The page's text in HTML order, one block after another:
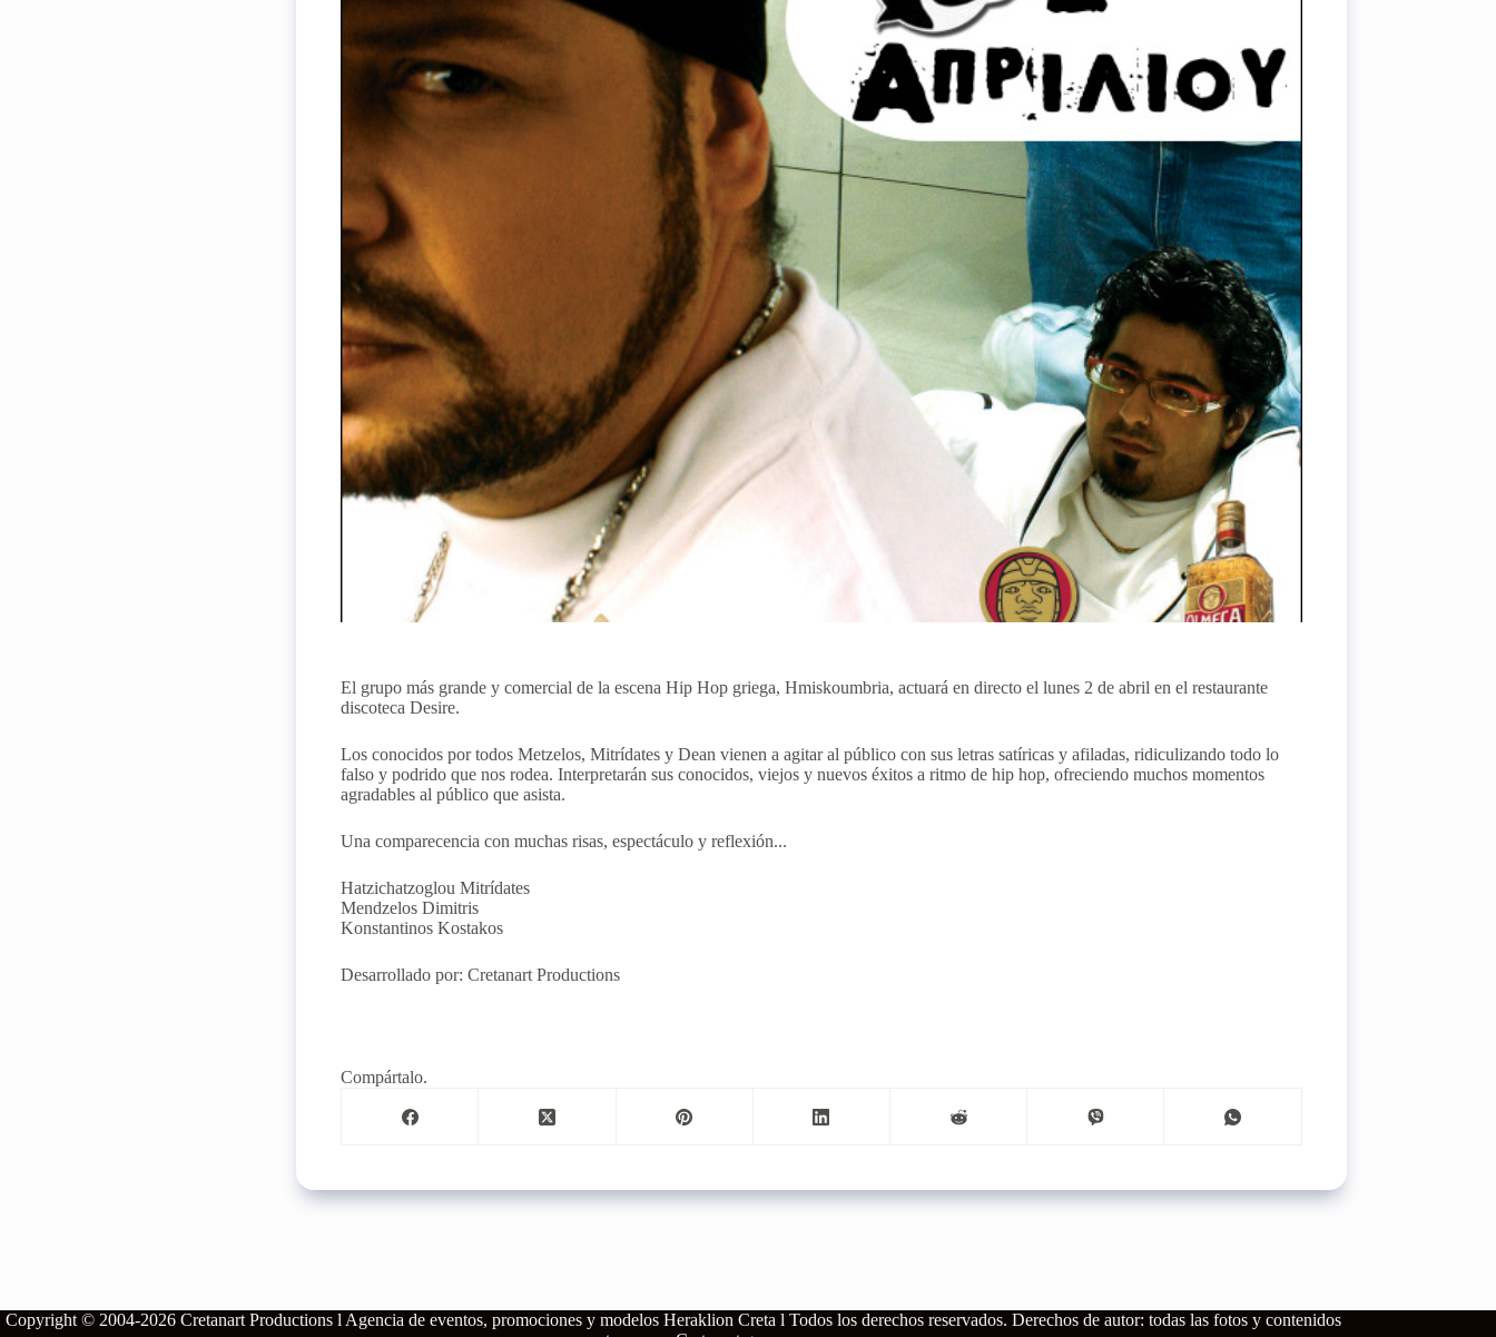
El grupo más grande y comercial de la escena Hip Hop griega, Hmiskoumbria, actuará en directo el lunes 2 de abril en el restaurante
discoteca Desire.
Los conocidos por todos Metzelos, Mitrídates y Dean vienen a agitar al público con sus letras satíricas y afiladas, ridiculizando todo lo
falso y podrido que nos rodea. Interpretarán sus conocidos, viejos y nuevos éxitos a ritmo de hip hop, ofreciendo muchos momentos
agradables al público que asista.
Una comparecencia con muchas risas, espectáculo y reflexión...
Hatzichatzoglou Mitrídates
Mendzelos Dimitris
Konstantinos Kostakos
Desarrollado por: Cretanart Productions
Compártalo.
Copyright © 2004-2026 Cretanart Productions l Agencia de eventos, promociones y modelos Heraklion Creta l Todos los derechos reservados. Derechos de autor: todas las fotos y contenidos